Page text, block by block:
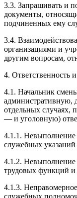
3.3. Запрашивать и
документы,
подчиненных ему
3.4.
организациями и
другим вопросам,
4. Ответственность
4.1. Начальник
административную,
отдельных случаях,
— и уголовную)
4.1.1.
служебных указаний
4.1.2.
трудовых функций и
4.1.3.
служебных